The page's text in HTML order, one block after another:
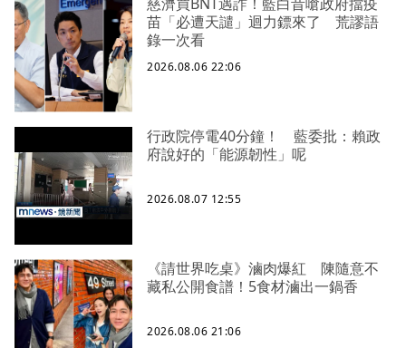
苗「必遭天譴」迴力鏢來了 荒謬語
錄一次看
2026.08.06 22:06
行政院停電40分鐘！ 藍委批：賴政
府說好的「能源韌性」呢
2026.08.07 12:55
《請世界吃桌》滷肉爆紅 陳隨意不
藏私公開食譜！5食材滷出一鍋香
2026.08.06 21:06